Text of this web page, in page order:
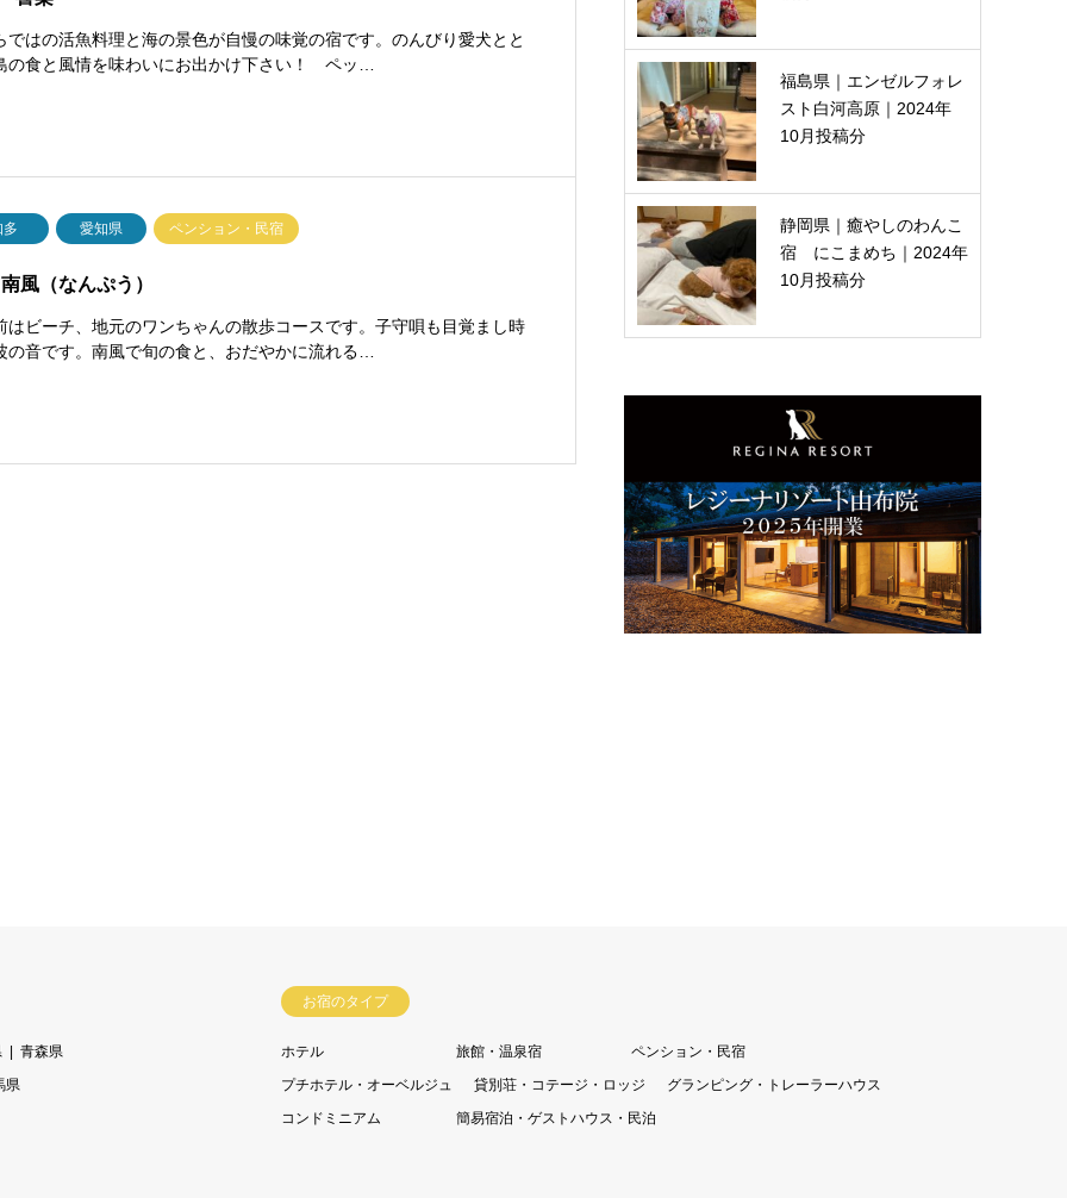
ではの活魚料理と海の景色が自慢の味覚の宿です。のんびり愛犬とと
の食と風情を味わいにお出かけ下さい！ ペッ…
多 愛知県 ペンション・民宿
風（なんぷう）
はビーチ、地元のワンちゃんの散歩コースです。子守唄も目覚まし時
の音です。南風で旬の食と、おだやかに流れる…
福島県｜エンゼルフォレ
スト白河高原｜2024年
10月投稿分
静岡県｜癒やしのわんこ
宿 にこまめち｜2024年
10月投稿分
青森県
県
お宿のタイプ
ホテル 旅館・温泉宿
ペンション・民宿
プチホテル・オーベルジュ
貸別荘・コテージ・ロッジ
グランピング・トレーラーハウス
コンドミニアム
簡易宿泊・ゲストハウス・民泊